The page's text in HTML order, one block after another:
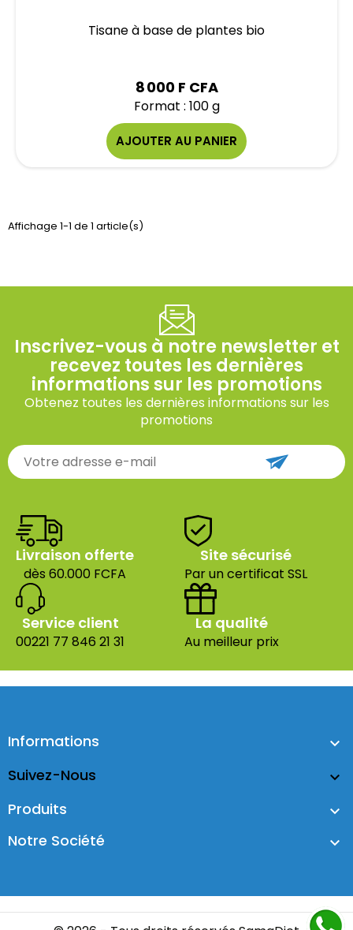
Tisane à base de plantes bio
8 000 F CFA
Format : 100 g
AJOUTER AU PANIER
Affichage 1-1 de 1 article(s)
Inscrivez-vous à notre newsletter et
recevez toutes les dernières
informations sur les promotions
Obtenez toutes les dernières informations sur les
promotions
Livraison offerte
dès 60.000 FCFA
Site sécurisé
Par un certificat SSL
Service client
00221 77 846 21 31
La qualité
Au meilleur prix
Informations 
Suivez-Nous 
Produits 
Notre Société 